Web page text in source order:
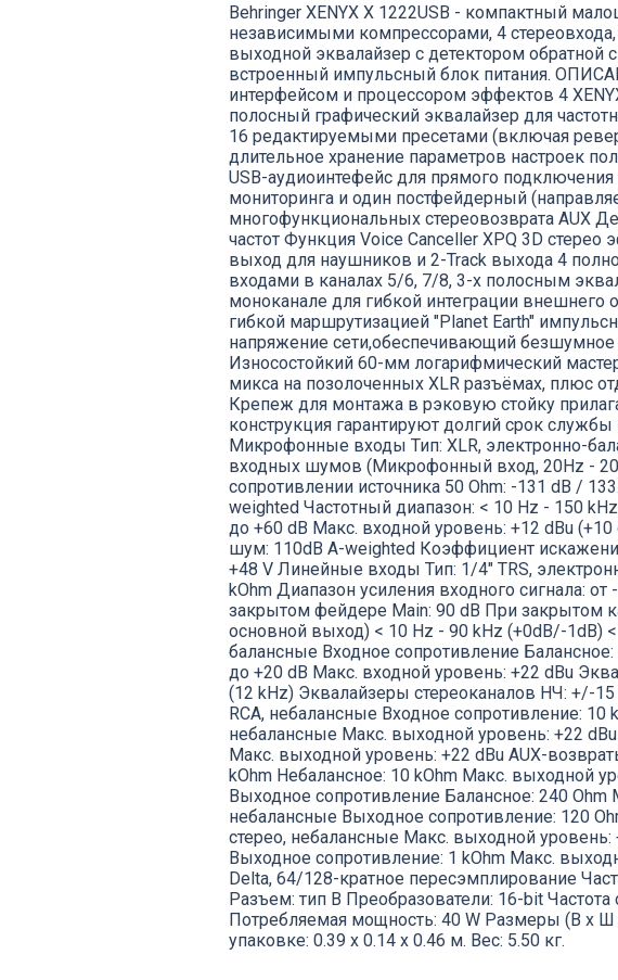
Behringer XENYX X 1222USB - компактный
независимыми компрессорами, 4
выходной эквалайзер с детектором обратной
встроенный импульсный блок питания.
интерфейсом и процессором эффектов 4
полосный графический эквалайзер для
16 редактируемыми пресетами (включая
длительное хранение параметров настроек
USB-аудиоинтефейс для прямого
мониторинга и один постфейдерный
многофункциональных стереовозврата AUX
частот Функция Voice Canceller XPQ 3D
выход для наушников и 2-Track выхода 4
входами в каналах 5/6, 7/8, 3-х полосным
моноканале для гибкой интеграции внешнего
гибкой маршрутизацией "Planet Earth"
напряжение сети,обеспечивающий
Износостойкий 60-мм логарифмический
микса на позолоченных XLR разъёмах, плюс
Крепеж для монтажа в рэковую стойку
конструкция гарантируют долгий срок службы
Микрофонные входы Тип: XLR, электронно-
входных шумов (Микрофонный вход, 20Hz -
сопротивлении источника 50 Ohm: -131 dB /
weighted Частотный диапазон: < 10 Hz - 150
до +60 dB Макс. входной уровень: +12 dBu
шум: 110dB A-weighted Коэффициент
+48 V Линейные входы Тип: 1/4" TRS,
kOhm Диапазон усиления входного сигнала:
закрытом фейдере Main: 90 dB При закрытом
основной выход) < 10 Hz - 90 kHz (+0dB/-1dB)
балансные Входное сопротивление
до +20 dB Макс. входной уровень: +22 dBu
(12 kHz) Эквалайзеры стереоканалов НЧ: +/-
RCA, небалансные Входное сопротивление:
небалансные Макс. выходной уровень: +22
Макс. выходной уровень: +22 dBu AUX-
kOhm Небалансное: 10 kOhm Макс. выходной
Выходное сопротивление Балансное: 240
небалансные Выходное сопротивление: 120
стерео, небалансные Макс. выходной
Выходное сопротивление: 1 kOhm Макс.
Delta, 64/128-кратное пересэмплирование
Разъем: тип В Преобразователи: 16-bit
Потребляемая мощность: 40 W Размеры (В х Ш
упаковке: 0.39 x 0.14 x 0.46 м. Вес: 5.50 кг.